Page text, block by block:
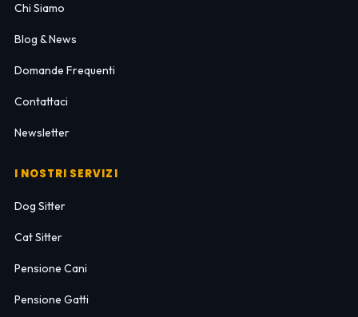
Chi Siamo
Blog & News
Domande Frequenti
Contattaci
Newsletter
I NOSTRI SERVIZI
Dog Sitter
Cat Sitter
Pensione Cani
Pensione Gatti